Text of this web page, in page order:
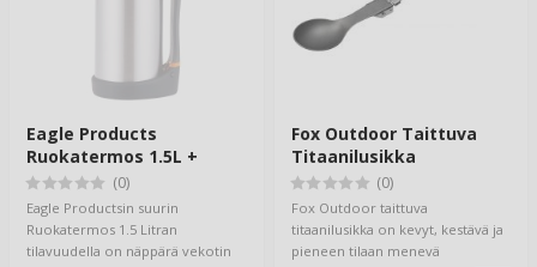
Eagle Products
Ruokatermos 1.5L +
Kulho
(0)
Eagle Productsin suurin
Ruokatermos 1.5 Litran
tilavuudella on näppärä vekotin
Fox Outdoor Taittuva
Titaanilusikka
(0)
Fox Outdoor taittuva
titaanilusikka on kevyt, kestävä ja
pieneen tilaan menevä